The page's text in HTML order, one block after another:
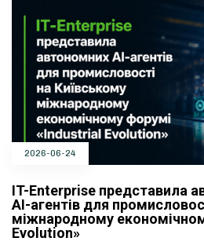
Type and hit enter
2026-06-24
IT-Enterprise представила
AI-агентів для
міжнародному
Evolution»